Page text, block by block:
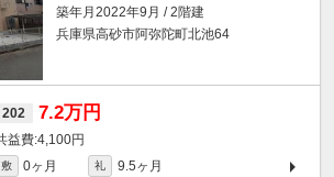
築年月2022年9月 / 2階建
兵庫県高砂市阿弥陀町北池64
202 7.2万円
4,100円
敷 0ヶ月 礼
9.5ヶ月